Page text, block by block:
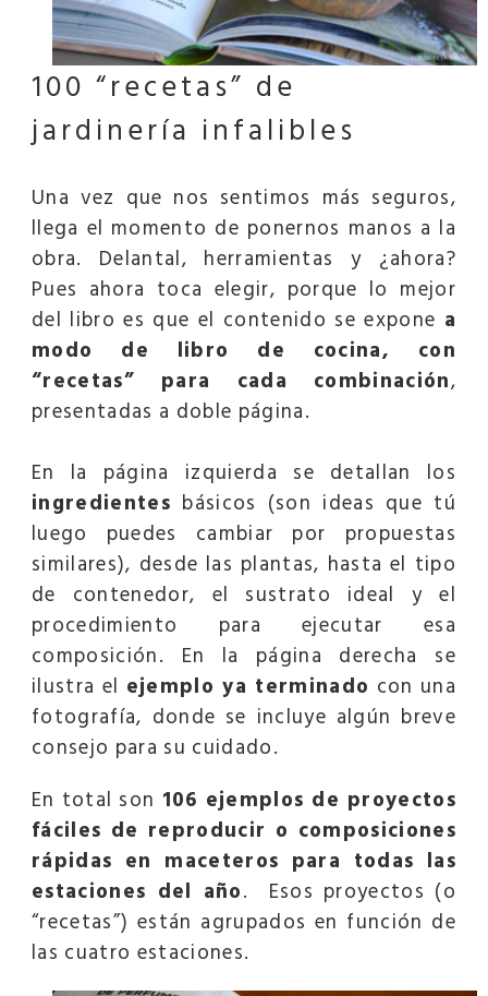
100 “recetas” de
jardinería infalibles
Una vez que nos sentimos más seguros,
llega el momento de ponernos manos a la
obra. Delantal, herramientas y ¿ahora?
Pues ahora toca elegir, porque lo mejor
del libro es que el contenido se expone a
modo de libro de cocina, con
“recetas” para cada combinación,
presentadas a doble página.
En la página izquierda se detallan los
ingredientes básicos (son ideas que tú
luego puedes cambiar por propuestas
similares), desde las plantas, hasta el tipo
de contenedor, el sustrato ideal y el
procedimiento para ejecutar esa
composición. En la página derecha se
ilustra el ejemplo ya terminado con una
fotografía, donde se incluye algún breve
consejo para su cuidado.
En total son 106 ejemplos de proyectos
fáciles de reproducir o composiciones
rápidas en maceteros para todas las
estaciones del año. Esos proyectos (o
“recetas”) están agrupados en función de
las cuatro estaciones.